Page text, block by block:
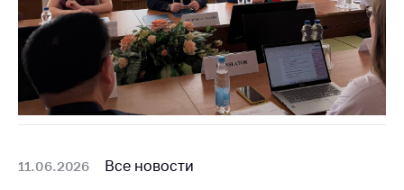
Официальные
геральдические
символы
5 лет МАРТ
Ценовая политика
11.06.2026 Все новости